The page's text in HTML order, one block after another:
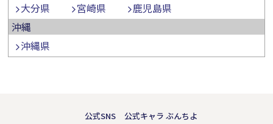
大分県
宮崎県
鹿児島県
沖縄
沖縄県
公式SNS 公式キャラ ぶんちよ